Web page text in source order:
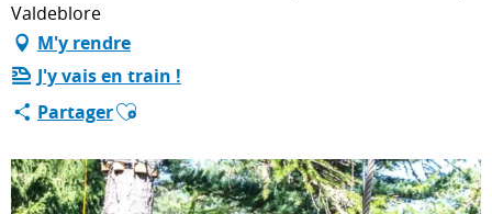
ESPACE PRO
Valdeblore
M'y rendre
J'y vais en train !
PartagerAjouter aux favoris